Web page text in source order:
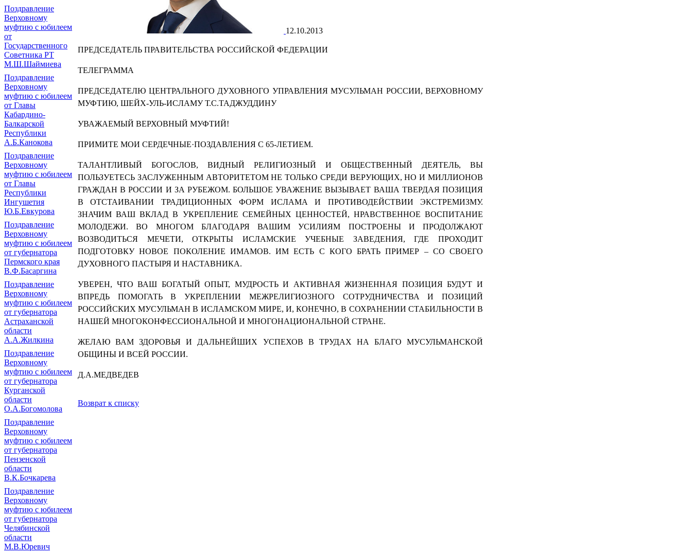
Поздравление
Верховному
муфтию с юбилеем
от
Государственного
Советника РТ
М.Ш.Шаймиева
Поздравление
Верховному
муфтию с юбилеем
от Главы
Кабардино-
Балкарской
Республики
А.Б.Канокова
Поздравление
Верховному
муфтию с юбилеем
от Главы
Республики
Ингушетия
Ю.Б.Евкурова
Поздравление
Верховному
муфтию с юбилеем
от губернатора
Пермского края
В.Ф.Басаргина
Поздравление
Верховному
муфтию с юбилеем
от губернатора
Астраханской
области
А.А.Жилкина
Поздравление
Верховному
муфтию с юбилеем
от губернатора
Курганской
области
О.А.Богомолова
Поздравление
Верховному
муфтию с юбилеем
от губернатора
Пензенской
области
В.К.Бочкарева
Поздравление
Верховному
муфтию с юбилеем
от губернатора
Челябинской
области
М.В.Юревич
12.10.2013
ПРЕДСЕДАТЕЛЬ ПРАВИТЕЛЬСТВА РОССИЙСКОЙ ФЕДЕРАЦИИ
ТЕЛЕГРАММА
ПРЕДСЕДАТЕЛЮ ЦЕНТРАЛЬНОГО ДУХОВНОГО УПРАВЛЕНИЯ МУСУЛЬМАН РОССИИ, ВЕРХОВНОМУ
МУФТИЮ, ШЕЙХ-УЛЬ-ИСЛАМУ Т.С.ТАДЖУДДИНУ
УВАЖАЕМЫЙ ВЕРХОВНЫЙ МУФТИЙ!
ПРИМИТЕ МОИ СЕРДЕЧНЫЕ·ПОЗДАВЛЕНИЯ С 65-ЛЕТИЕМ.
ТАЛАНТЛИВЫЙ БОГОСЛОВ, ВИДНЫЙ РЕЛИГИОЗНЫЙ И ОБЩЕСТВЕННЫЙ ДЕЯТЕЛЬ, ВЫ
ПОЛЬЗУЕТЕСЬ ЗАСЛУЖЕННЫМ АВТОРИТЕТОМ НЕ ТОЛЬКО СРЕДИ ВЕРУЮЩИХ, НО И МИЛЛИОНОВ
ГРАЖДАН В РОССИИ И ЗА РУБЕЖОМ. БОЛЬШОЕ УВАЖЕНИЕ ВЫЗЫВАЕТ ВАША ТВЕРДАЯ ПОЗИЦИЯ
В ОТСТАИВАНИИ ТРАДИЦИОННЫХ ФОРМ ИСЛАМА И ПРОТИВОДЕЙСТВИИ ЭКСТРЕМИЗМУ.
ЗНАЧИМ ВАШ ВКЛАД В УКРЕПЛЕНИЕ СЕМЕЙНЫХ ЦЕННОСТЕЙ, НРАВСТВЕННОЕ ВОСПИТАНИЕ
МОЛОДЕЖИ. ВО МНОГОМ БЛАГОДАРЯ ВАШИМ УСИЛИЯМ ПОСТРОЕНЫ И ПРОДОЛЖАЮТ
ВОЗВОДИТЬСЯ МЕЧЕТИ, ОТКРЫТЫ ИСЛАМСКИЕ УЧЕБНЫЕ ЗАВЕДЕНИЯ, ГДЕ ПРОХОДИТ
ПОДГОТОВКУ НОВОЕ ПОКОЛЕНИЕ ИМАМОВ. ИМ ЕСТЬ С КОГО БРАТЬ ПРИМЕР – СО СВОЕГО
ДУХОВНОГО ПАСТЫРЯ И НАСТАВНИКА.
УВЕРЕН, ЧТО ВАШ БОГАТЫЙ ОПЫТ, МУДРОСТЬ И АКТИВНАЯ ЖИЗНЕННАЯ ПОЗИЦИЯ БУДУТ И
ВПРЕДЬ ПОМОГАТЬ В УКРЕПЛЕНИИ МЕЖРЕЛИГИОЗНОГО СОТРУДНИЧЕСТВА И ПОЗИЦИЙ
РОССИЙСКИХ МУСУЛЬМАН В ИСЛАМСКОМ МИРЕ, И, КОНЕЧНО, В СОХРАНЕНИИ СТАБИЛЬНОСТИ В
НАШЕЙ МНОГОКОНФЕССИОНАЛЬНОЙ И МНОГОНАЦИОНАЛЬНОЙ СТРАНЕ.
ЖЕЛАЮ ВАМ ЗДОРОВЬЯ И ДАЛЬНЕЙШИХ УСПЕХОВ В ТРУДАХ НА БЛАГО МУСУЛЬМАНСКОЙ
ОБЩИНЫ И ВСЕЙ РОССИИ.
Д.А.МЕДВЕДЕВ
Возврат к списку